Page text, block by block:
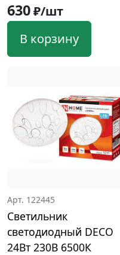
630₽/шт
В корзину
Арт. 122445
Светильник
светодиодный DECO
24Вт 230В 6500К